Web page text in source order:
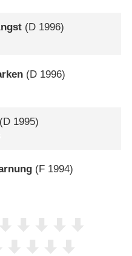
(D 1996)
(D 1996)
(D 1995)
(F 1994)